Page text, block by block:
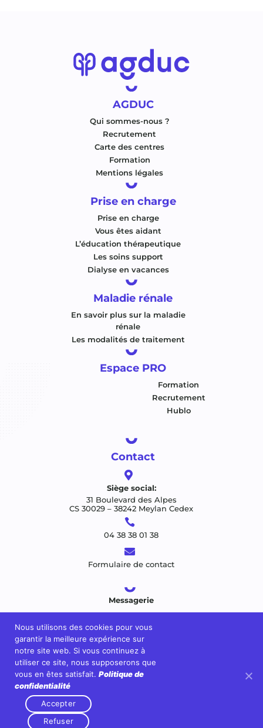
AGDUC
Qui sommes-nous ?
Recrutement
Carte des centres
Formation
Mentions légales
Prise en charge
Prise en charge
Vous êtes aidant
L’éducation thérapeutique
Les soins support
Dialyse en vacances
Maladie rénale
En savoir plus sur la maladie
rénale
Les modalités de traitement
Espace PRO
Formation
Recrutement
Hublo
Contact

Siège social:
31 Boulevard des Alpes
CS 30029 – 38242 Meylan Cedex

04 38 38 01 38

Formulaire de contact
Messagerie
Nous utilisons des cookies pour vous
garantir la meilleure expérience sur
notre site web. Si vous continuez à
utiliser ce site, nous supposerons que
vous en êtes satisfait. Politique de
confidentialité
Accepter
Refuser